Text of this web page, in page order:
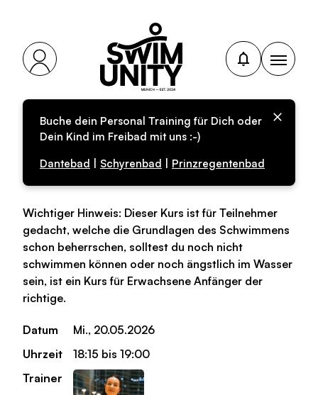
Buche dein Personal Training für Dich oder
Dein Kind im Freibad mit uns :-)
Dantebad
Schyrenbad Prinzregentenbad
Personal-Training für
Erwachsene
Wichtiger Hinweis: Dieser Kurs ist für Teilnehmer
gedacht, welche die Grundlagen des Schwimmens
schon beherrschen, solltest du noch nicht
schwimmen können oder noch ängstlich im Wasser
sein, ist ein Kurs für Erwachsene Anfänger der
richtige.
Datum
Mi., 20.05.2026
Uhrzeit
18:15 bis 19:00
Trainer